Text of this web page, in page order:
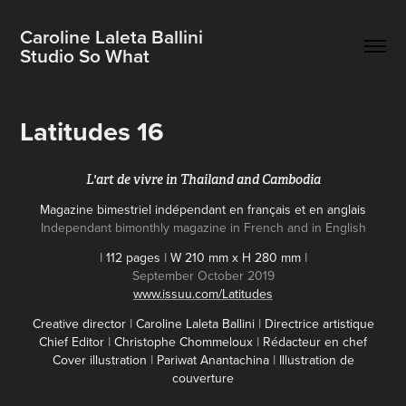
Caroline Laleta Ballini
Studio So What
Latitudes 16
L'art de vivre in Thailand and Cambodia
Magazine bimestriel indépendant en français et en anglais
Independant bimonthly magazine in French and in English
I112 pages IW 210 mm x H 280 mm I
September October 2019
www.issuu.com/Latitudes
Creative director ICaroline Laleta Ballini IDirectrice artistique
Chief Editor I Christophe Chommeloux I Rédacteur en chef
Cover illustration IPariwat Anantachina IIllustration de
couverture